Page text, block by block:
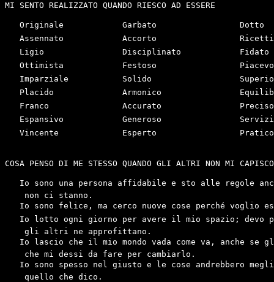
MI SENTO REALIZZATO QUANDO RIESCO AD ESSERE
   Originale 		Garbato 		Dotto
   Assennato 		Accorto	 		Ricettivo
   Ligio 		Disciplinato 		Fidato
   Ottimista 		Festoso 		Piacevole
   Imparziale 		Solido 			Superiore
   Placido		Armonico 		Equilibrato
   Franco 		Accurato 		Preciso
   Espansivo 		Generoso 		Servizievole
   Vincente 		Esperto 		Pratico
COSA PENSO DI ME STESSO QUANDO GLI ALTRI NON MI
   Io sono una persona affidabile e sto alle regole
    non ci stanno.
   Io sono felice, ma cerco nuove cose perché voglio
   Io lotto ogni giorno per avere il mio spazio; devo
    gli altri ne approfittano.
   Io lascio che il mio mondo vada come va, anche
    che mi dessi da fare per cambiarlo.
   Io sono spesso nel giusto e le cose andrebbero
    quello che dico.